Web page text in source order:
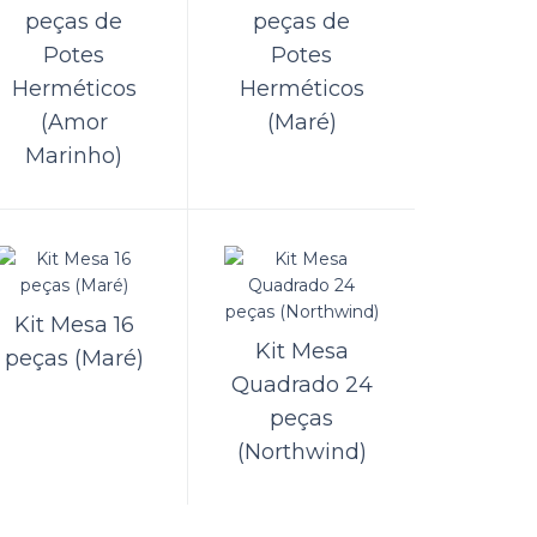
Inox
Comparar
Inox
Lista de Desejos
peças de
Potes
Herméticos
(Amor
Marinho)
peças de
Potes
Herméticos
(Maré)
Kit Mesa 16
peças (Maré)
Kit Mesa
Quadrado 24
peças
(Northwind)